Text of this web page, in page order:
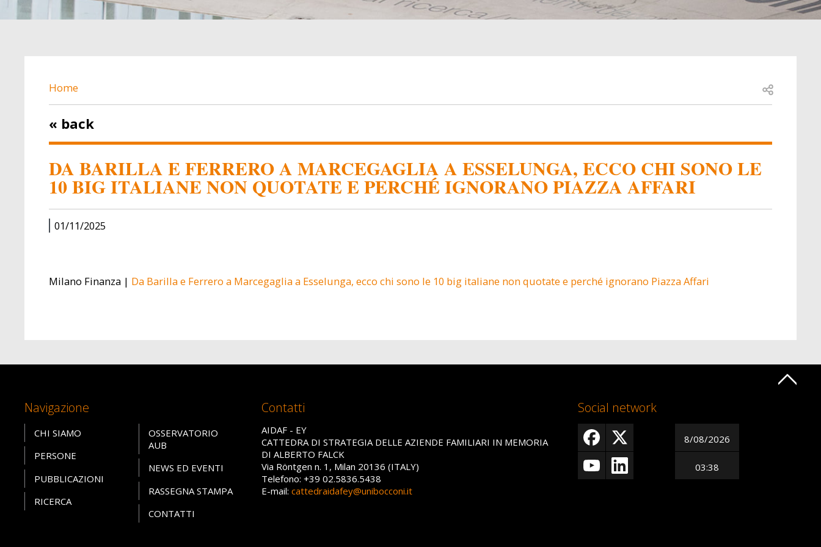
BREADCRUMB
Home Open share
« back
DA BARILLA E FERRERO A MARCEGAGLIA A ESSELUNGA, ECCO CHI SONO LE
10 BIG ITALIANE NON QUOTATE E PERCHÉ IGNORANO PIAZZA AFFARI
01/11/2025
Milano Finanza | Da Barilla e Ferrero a Marcegaglia a Esselunga, ecco chi sono le 10 big italiane non quotate e perché ignorano Piazza Affari
Navigazione
CHI SIAMO
PERSONE
PUBBLICAZIONI
RICERCA
OSSERVATORIO
AUB
NEWS ED EVENTI
RASSEGNA STAMPA
CONTATTI
Contatti
AIDAF - EY
CATTEDRA DI STRATEGIA DELLE AZIENDE FAMILIARI IN MEMORIA
DI ALBERTO FALCK
Via Röntgen n. 1, Milan 20136 (ITALY)
Telefono: +39 02.5836.5438
E-mail:cattedraidafey@unibocconi.it
Social network
8/08/2026
03:38